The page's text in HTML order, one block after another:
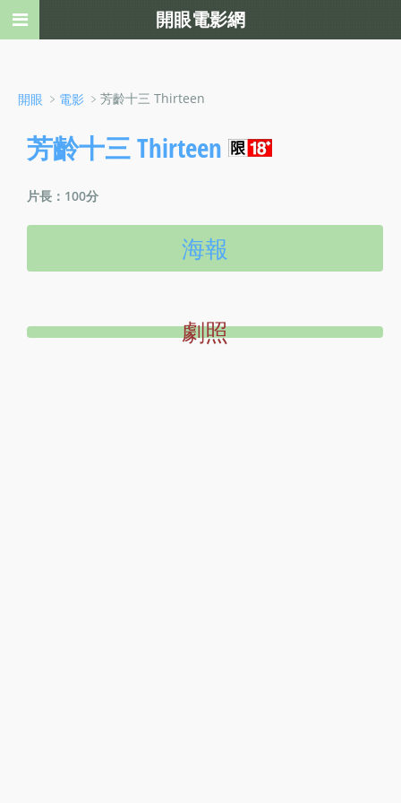
開眼 ﹥ 電影 ﹥芳齡十三 Thirteen
芳齡十三 Thirteen
片長：100分
海報
劇照
開眼電影網